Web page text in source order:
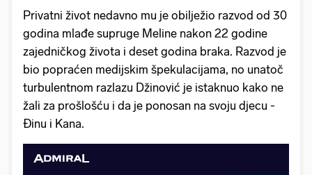
Privatni život nedavno mu je obilježio razvod od 30
godina mlađe supruge Meline nakon 22 godine
zajedničkog života i deset godina braka. Razvod je
bio popraćen medijskim špekulacijama, no unatoč
turbulentnom razlazu Džinović je istaknuo kako ne
žali za prošlošću i da je ponosan na svoju djecu -
Đinu i Kana.